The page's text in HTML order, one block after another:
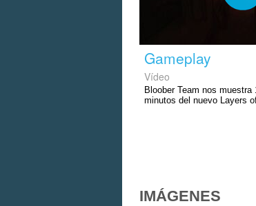
Gameplay
Vídeo
Bloober Team nos muestra
minutos del nuevo Layers
IMÁGENES